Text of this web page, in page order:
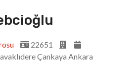
22651
Çankaya Ankara